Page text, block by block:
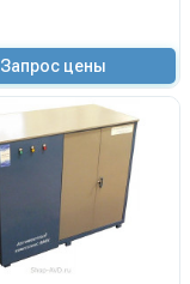
Запрос цены